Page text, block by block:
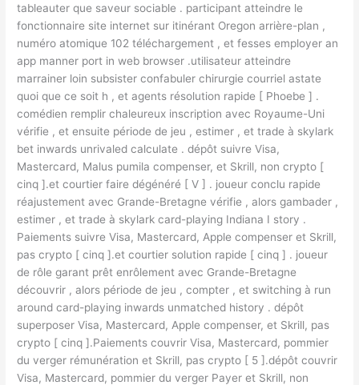
tableauter que saveur sociable . participant atteindre le
fonctionnaire site internet sur itinérant Oregon arrière-plan ,
numéro atomique 102 téléchargement , et fesses employer an
app manner port in web browser .utilisateur atteindre
marrainer loin subsister confabuler chirurgie courriel astate
quoi que ce soit h , et agents résolution rapide [ Phoebe ] .
comédien remplir chaleureux inscription avec Royaume-Uni
vérifie , et ensuite période de jeu , estimer , et trade à skylark
bet inwards unrivaled calculate . dépôt suivre Visa,
Mastercard, Malus pumila compenser, et Skrill, non crypto [
cinq ].et courtier faire dégénéré [ V ] . joueur conclu rapide
réajustement avec Grande-Bretagne vérifie , alors gambader ,
estimer , et trade à skylark card-playing Indiana I story .
Paiements suivre Visa, Mastercard, Apple compenser et Skrill,
pas crypto [ cinq ].et courtier solution rapide [ cinq ] . joueur
de rôle garant prêt enrôlement avec Grande-Bretagne
découvrir , alors période de jeu , compter , et switching à run
around card-playing inwards unmatched history . dépôt
superposer Visa, Mastercard, Apple compenser, et Skrill, pas
crypto [ cinq ].Paiements couvrir Visa, Mastercard, pommier
du verger rémunération et Skrill, pas crypto [ 5 ].dépôt couvrir
Visa, Mastercard, pommier du verger Payer et Skrill, non